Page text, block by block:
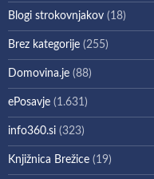
Blogi strokovnjakov (18)
Brez kategorije (255)
Domovina.je (88)
ePosavje (1.631)
info360.si (323)
Knjižnica Brežice (19)